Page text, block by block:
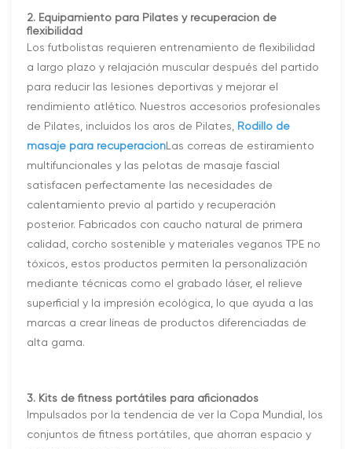
2. Equipamiento para Pilates y recuperación de
flexibilidad
Los futbolistas requieren entrenamiento de flexibilidad
a largo plazo y relajación muscular después del partido
para reducir las lesiones deportivas y mejorar el
rendimiento atlético. Nuestros accesorios profesionales
de Pilates, incluidos los aros de Pilates,
Rodillo de
masaje para recuperación Las correas de estiramiento
multifuncionales y las pelotas de masaje fascial
satisfacen perfectamente las necesidades de
calentamiento previo al partido y recuperación
posterior. Fabricados con caucho natural de primera
calidad, corcho sostenible y materiales veganos TPE no
tóxicos, estos productos permiten la personalización
mediante técnicas como el grabado láser, el relieve
superficial y la impresión ecológica, lo que ayuda a las
marcas a crear líneas de productos diferenciadas de
alta gama.
3. Kits de fitness portátiles para aficionados
Impulsados ​​por la tendencia de ver la Copa Mundial, los
conjuntos de fitness portátiles, que ahorran espacio y